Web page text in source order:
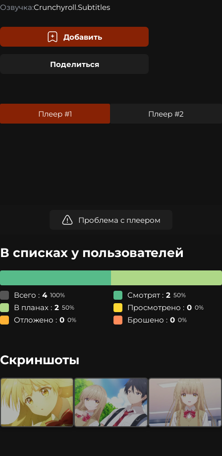
Озвучка:Crunchyroll.Subtitles
Добавить
Поделиться
Плеер #1 Плеер #2
Проблема с плеером
В списках у пользователей
Всего : 4 100% Смотрят : 2 50%
В планах : 2 50% Просмотрено : 0 0%
Отложено : 0 0% Брошено : 0 0%
Скриншоты